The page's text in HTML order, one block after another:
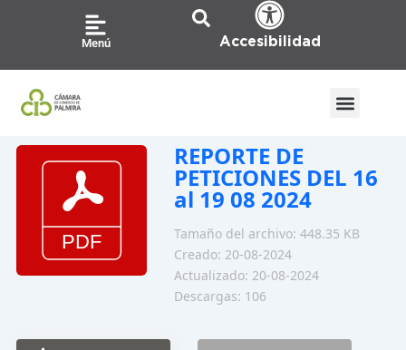
Menú Accesibilidad
REPORTE DE
PETICIONES DEL 16
al 19 08 2024
Tamaño del archivo: 448.35 KB
Creado: 20-08-2024
Actualizado: 20-08-2024
Descargas: 106